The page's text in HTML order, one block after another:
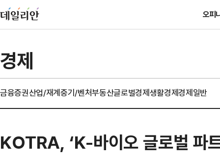
오피
경제
금융증권산업/재계중기/벤처부동산글로벌경제생활경제경제일반
KOTRA, ‘K-바이오 글로벌 파